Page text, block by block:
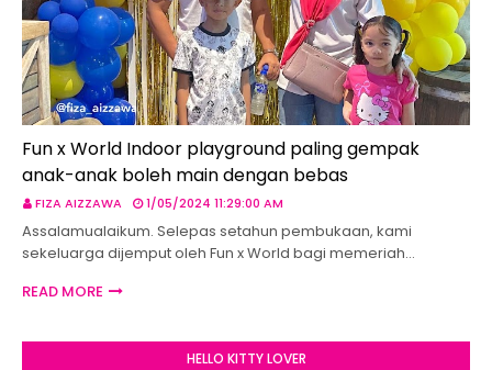
Fun x World Indoor playground paling gempak
anak-anak boleh main dengan bebas
FIZA AIZZAWA 1/05/2024 11:29:00 AM
Assalamualaikum. Selepas setahun pembukaan, kami
sekeluarga dijemput oleh Fun x World bagi memeriah…
READ MORE
HELLO KITTY LOVER